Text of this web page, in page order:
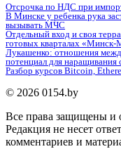
Отсрочка по НДС при
В Минске у ребенка рука
вызывать МЧС
Отдельный вход и своя
готовых кварталах «Минск-
Лукашенко: отношения
потенциал для наращивания
Разбор курсов Bitcoin,
© 2026 0154.by
Все права защищены и
Редакция не несет
комментариев и